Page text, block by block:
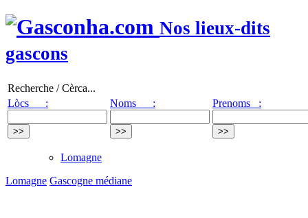
Nos lieux-dits
gascons
Recherche / Cèrca...
Lòcs :
Noms : Prenoms :
Lomagne
Lomagne Gascogne médiane